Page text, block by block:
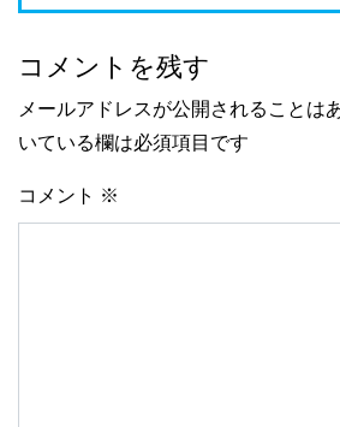
コメントを残す
メールアドレスが公開されることは
いている欄は必須項目です
コメント ※